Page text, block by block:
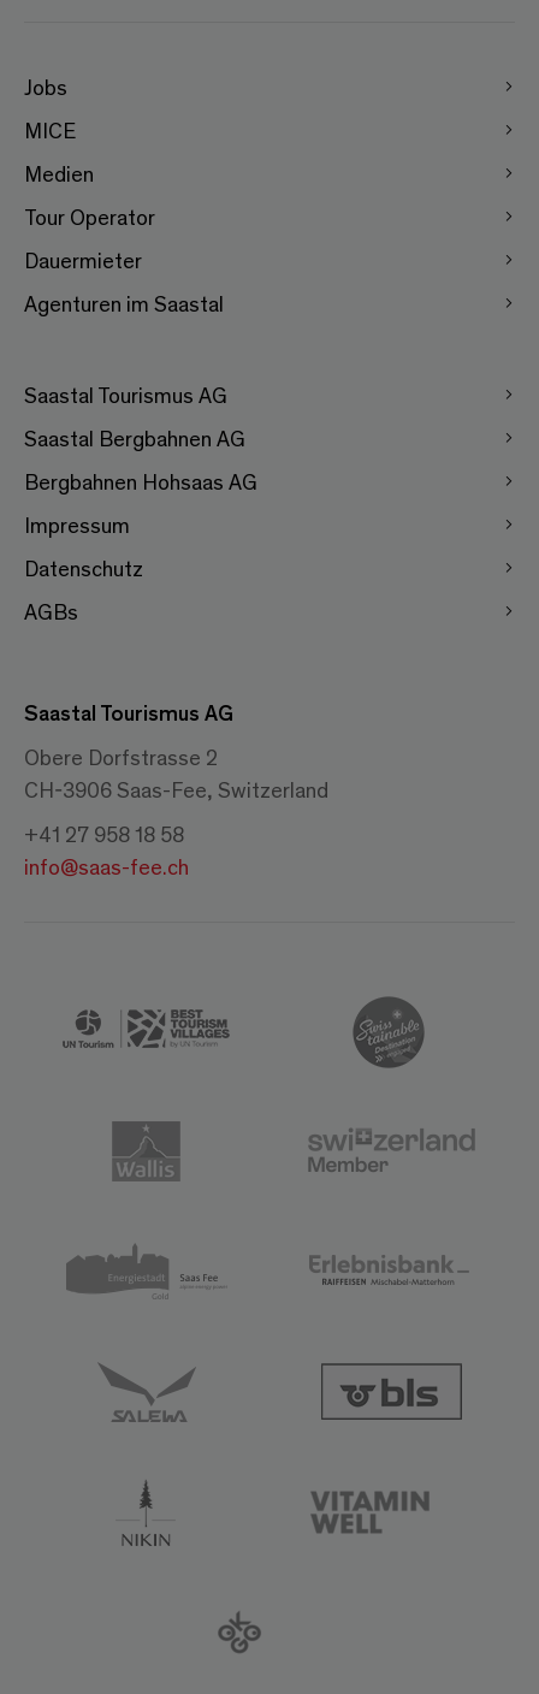
Jobs
MICE
Medien
Tour Operator
Dauermieter
Agenturen im Saastal
Saastal Tourismus AG
Saastal Bergbahnen AG
Bergbahnen Hohsaas AG
Impressum
Datenschutz
AGBs
Saastal Tourismus AG
Obere Dorfstrasse 2
CH-3906 Saas-Fee, Switzerland
+41 27 958 18 58
info@saas-fee.ch